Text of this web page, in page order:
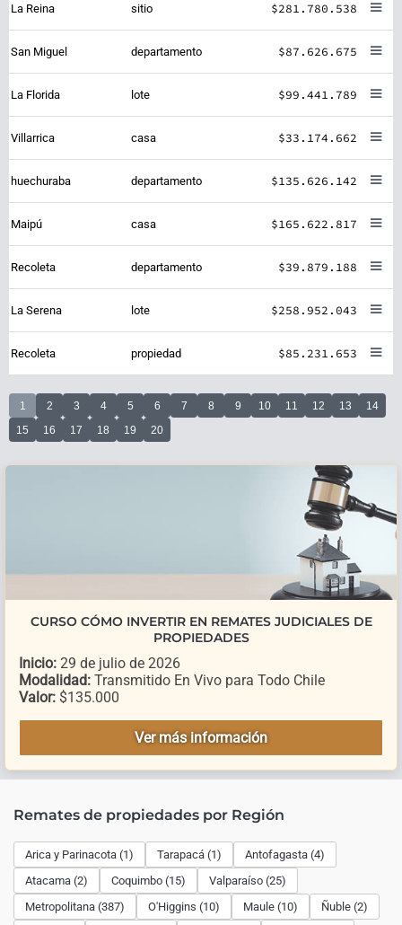
La Reina sitio $281.780.538
San Miguel departamento $87.626.675
La Florida lote $99.441.789
Villarrica casa $33.174.662
huechuraba departamento $135.626.142
Maipú casa $165.622.817
Recoleta departamento $39.879.188
La Serena lote $258.952.043
Recoleta propiedad $85.231.653
1 2 3 4 5 6 7 8 9 10 11 12 13
14
15
16 17 18 19 20
CURSO CÓMO INVERTIR EN REMATES JUDICIALES DE
PROPIEDADES
Inicio: 29 de julio de 2026
Modalidad: Transmitido En Vivo para Todo Chile
Valor: $135.000
Ver más información
Remates de propiedades por Región
Arica y Parinacota (1) Tarapacá (1)
Antofagasta (4)
Atacama (2)
Coquimbo (15)
Valparaíso (25)
Metropolitana (387)
O'Higgins (10) Maule (10)
Ñuble (2)